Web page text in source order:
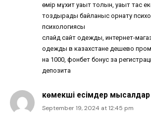
өмір мұхит уақыт толқын, уақыт тас
тоздырады байланыс орнату
психологиясы
слайд сайт одежды, интернет-
одежды в казахстане дешево
на 1000, фонбет бонус за
депозита
көмекші есімдер мысалдар
September 19, 2024 at 12:45 pm